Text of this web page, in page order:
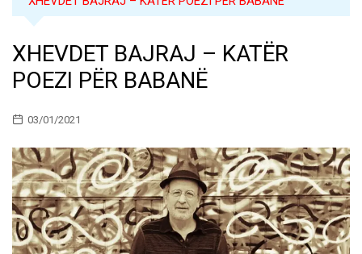
XHEVDET BAJRAJ – KATËR
POEZI PËR BABANË
03/01/2021